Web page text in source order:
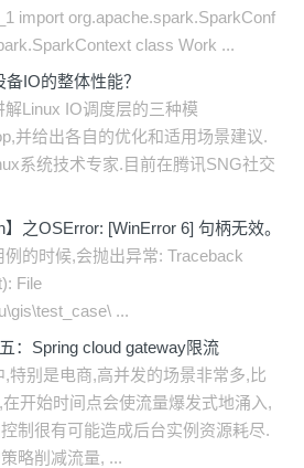
import org.apache.spark.SparkConf
class Work ...
IO的整体性能？
Linux IO调度层的三种模
并给出各自的优化和适用场景建议.
系统技术专家.目前在腾讯SNG社交
】之OSError: [WinError 6] 句柄无效。
的时候,会抛出异常: Traceback
File
...
：Spring cloud gateway限流
特别是电商,高并发的场景非常多,比
开始时间点会使流量爆发式地涌入,
制很有可能造成后台实例资源耗尽.
略削减流量, ...